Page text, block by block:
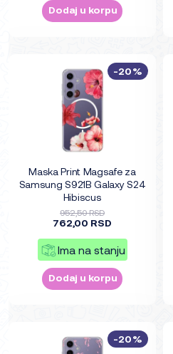
Dodaj u korpu
Maska Print Magsafe za
Samsung S921B Galaxy S24
Hibiscus
952,50 RSD
762,00 RSD
Ima na stanju
Dodaj u korpu
-20%
-20%